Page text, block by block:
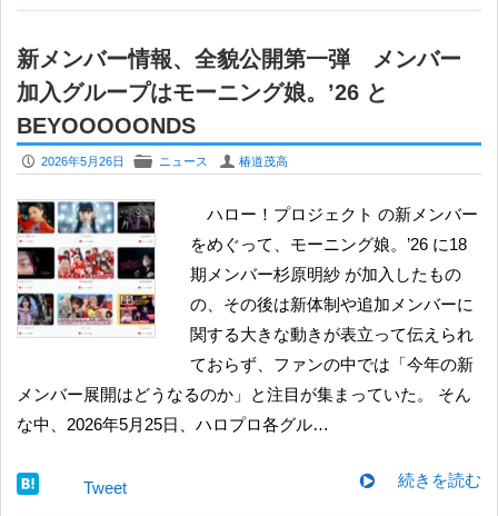
新メンバー情報、全貌公開第一弾 メンバー
加入グループはモーニング娘。’26 と
BEYOOOOONDS
P 2026年5月26日 F ニュース U 椿道茂高
ハロー！プロジェクト の新メンバー
をめぐって、モーニング娘。’26 に18
期メンバー杉原明紗 が加入したもの
の、その後は新体制や追加メンバーに
関する大きな動きが表立って伝えられ
ておらず、ファンの中では「今年の新
メンバー展開はどうなるのか」と注目が集まっていた。 そん
な中、2026年5月25日、ハロプロ各グル…
続きを読む
Tweet